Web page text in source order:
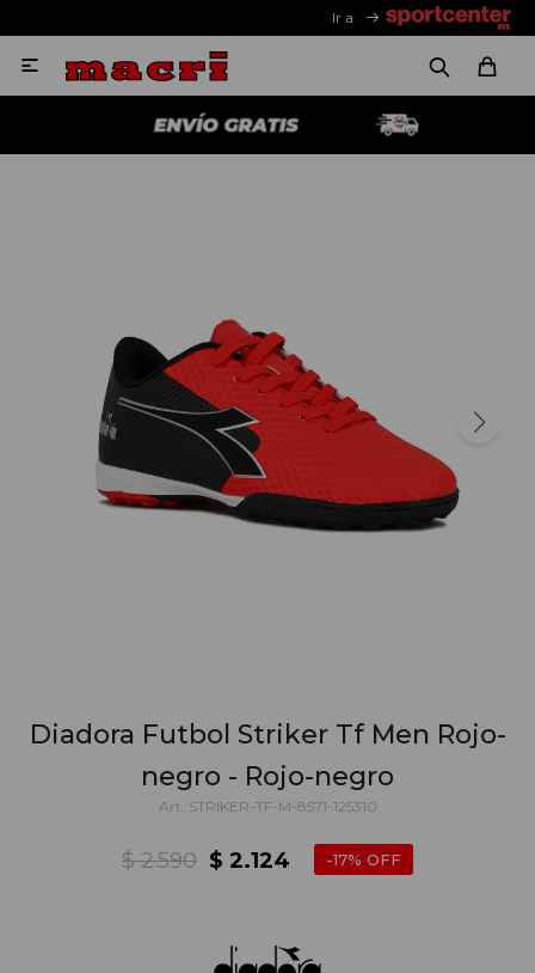
Ir a

Diadora Futbol Striker Tf Men Rojo-
negro - Rojo-negro
STRIKER-TF-M-8571-125310
$ 2.124
$ 2.590 17